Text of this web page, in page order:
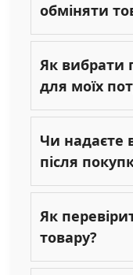
обміняти
Як вибрати
для моїх
Чи надаєте
після
Як
товару?